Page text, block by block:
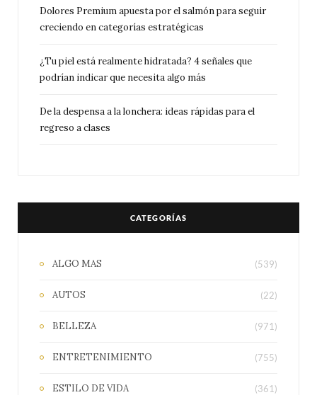
Dolores Premium apuesta por el salmón para seguir
creciendo en categorías estratégicas
¿Tu piel está realmente hidratada? 4 señales que
podrían indicar que necesita algo más
De la despensa a la lonchera: ideas rápidas para el
regreso a clases
CATEGORÍAS
ALGO MAS (539)
AUTOS (22)
BELLEZA (971)
ENTRETENIMIENTO (755)
ESTILO DE VIDA (361)